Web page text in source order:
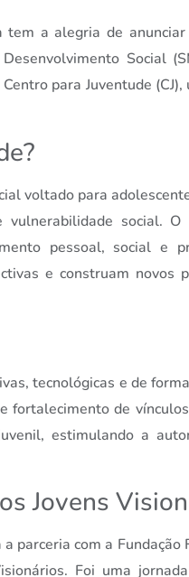
a alegria de anunciar
Social
para Juventude (CJ),
voltado para
social. O
pessoal, social e
e construam novos
tecnológicas e de
fortalecimento de
estimulando a
Jovens
parceria com a Fundação
Foi uma